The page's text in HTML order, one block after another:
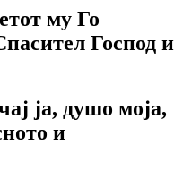
му Го
Господ и
ја, душо моја,
и